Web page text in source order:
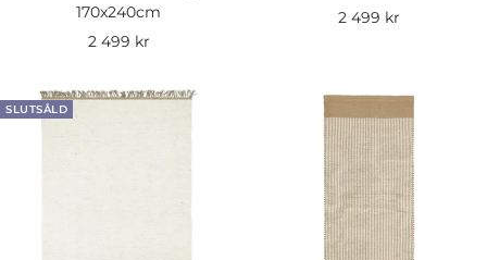
170x240cm
Rea-
2 499 kr
Rea-
2 499 kr
SLUTSÅLD